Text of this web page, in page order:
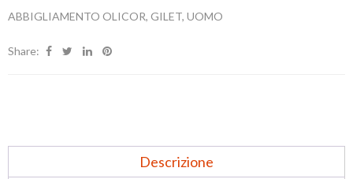
ABBIGLIAMENTO OLICOR, GILET, UOMO
Share:
Descrizione